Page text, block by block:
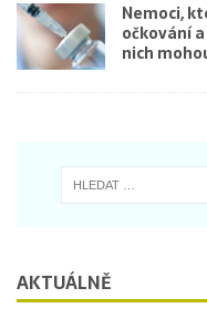
Nemoci,
očkování
nich
AKTUÁLNĚ